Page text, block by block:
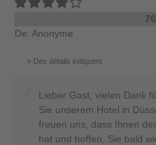
De: Anonyme
Des détails indiquent
Lieber Gast, vielen Dank
Sie unserem Hotel in
freuen uns, dass Ihnen
hat und hoffen, Sie bald